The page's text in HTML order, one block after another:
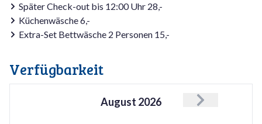
Später Check-out bis 12:00 Uhr 28,-
Küchenwäsche 6,-
Extra-Set Bettwäsche 2 Personen 15,-
Verfügbarkeit
August 2026